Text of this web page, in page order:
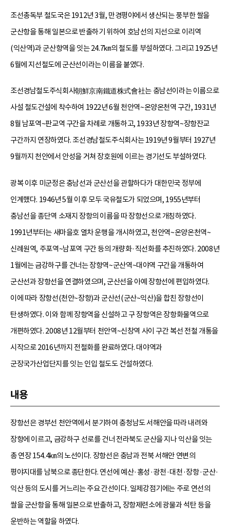
조선총독부 철도국은 1912년 3월, 만경평야에서 생산되는 풍부한 쌀을
군산항을 통해 일본으로 반출하기 위하여 호남선의 지선으로 이리역
(익산역)과 군산항역을 잇는 24.7㎞의 철도를 부설하였다. 그리고 1925년
6월에 지선철도에 군산선이라는 이름을 붙였다.
조선경남철도주식회사朝鮮京南鐵道株式會社는 충남선이라는 이름으로
사설 철도건설에 착수하여 1922년 6월 천안역~온양온천역 구간, 1931년
8월 남포역~판교역 구간을 차례로 개통하고, 1933년 장항역~장항잔교
구간까지 연장하였다. 조선경남철도주식회사는 1919년 9월부터 1927년
9월까지 천안에서 안성을 거쳐 장호원에 이르는 경기선도 부설하였다.
광복 이후 미군정은 충남선과 군산선을 관할하다가 대한민국 정부에
인계했다. 1946년 5월 이후 모두 국유철도가 되었으며, 1955년부터
충남선을 종단역 소재지 장항의 이름을 따 장항선으로 개칭하였다.
1991년부터는 새마을호 열차 운행을 개시하였고, 천안역~온양온천역~
신례원역, 주포역~남포역 구간 등의 개량화·직선화를 추진하였다. 2008년
1월에는 금강하구를 건너는 장항역~군산역~대야역 구간을 개통하여
군산선과 장항선을 연결하였으며, 군산선을 아예 장항선에 편입하였다.
이에 따라 장항선(천안~장항)과 군산선(군산~익산)을 합친 장항선이
탄생하였다. 이와 함께 장항역을 신설하고 구 장항역은 장항화물역으로
개편하였다. 2008년 12월부터 천안역~신창역 사이 구간 복선 전철 개통을
시작으로 2016년까지 전철화를 완료하였다. 대야역과
군장국가산업단지를 잇는 인입 철도도 건설하였다.
내용
장항선은 경부선 천안역에서 분기하여 충청남도 서해안을 따라 내려와
장항에 이르고, 금강하구 선로를 건너 전라북도 군산을 지나 익산을 잇는
총 연장 154.4㎞의 노선이다. 장항선은 충남과 전북 서해안 연변의
평야지대를 남북으로 종단한다. 연선에 예산·홍성·광천·대천·장항·군산·
익산 등의 도시를 거느리는 주요 간선이다. 일제강점기에는 주로 연선의
쌀을 군산항을 통해 일본으로 반출하고, 장항제련소에 광물과 석탄 등을
운반하는 역할을 하였다.